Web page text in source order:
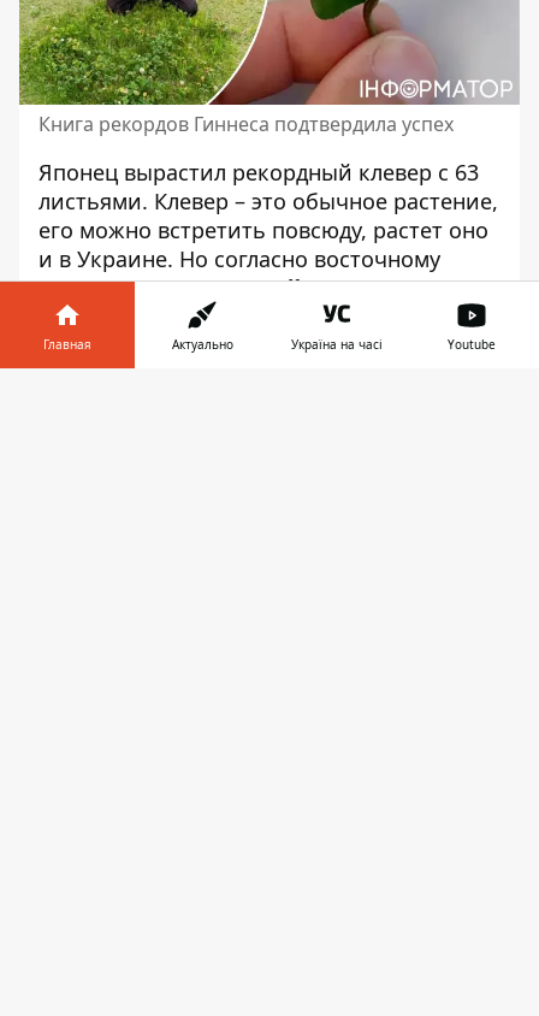
Книга рекордов Гиннеса подтвердила успех
Японец вырастил рекордный клевер с 63
листьями. Клевер – это обычное растение,
его можно встретить повсюду, растет оно
и в Украине. Но согласно восточному
поверью,пятилистный клевер
приносит больше удачи тому, кто его
нашел,
чем четырехлистный. Клевер же с
более чем шестью десятками листьев
Главная Актуально Україна на часі Youtube